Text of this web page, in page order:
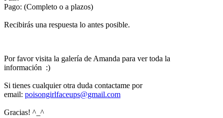
Pago: (Completo o a plazos)
Recibirás una respuesta lo antes posible.
Por favor visita la galería de Amanda para ver toda la
información :)
Si tienes cualquier otra duda contactame por
email: poisongirlfaceups@gmail.com
Gracias! ^_^